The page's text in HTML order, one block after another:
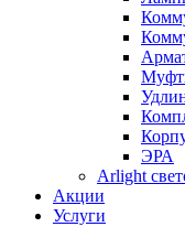
ЭРА
Arlight
Акции
Услуги